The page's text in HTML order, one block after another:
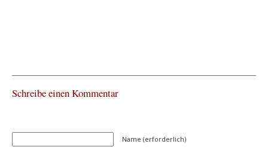
Schreibe einen Kommentar
Name (erforderlich)